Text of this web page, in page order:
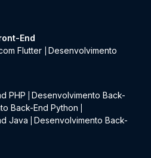
End
Flutter
Desenvolvimento
PHP
Desenvolvimento Back-
Back-End Python
Java
Desenvolvimento Back-